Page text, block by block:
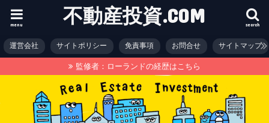
不動産投資.COM search
menu
運営会社 サイトポリシー 免責事項 お問合せ サイトマップ
監修者：ローランドの経歴はこちら